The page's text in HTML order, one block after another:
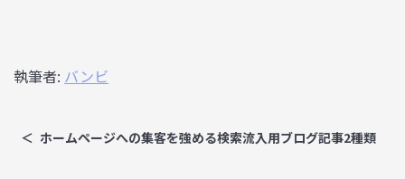
執筆者: バンビ
ホームページへの集客を強める検索流入用ブログ記事2種類